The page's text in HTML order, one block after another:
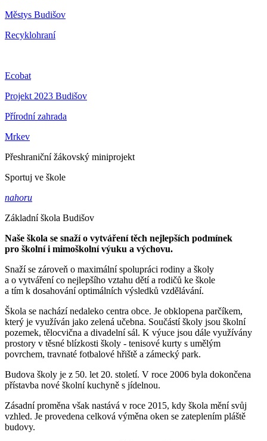
Městys Budišov
Recyklohraní
Ecobat
Projekt 2023 Budišov
Přírodní zahrada
Mrkev
Přeshraniční žákovský miniprojekt
Sportuj ve škole
nahoru
Základní škola Budišov
Naše škola se snaží o vytváření těch nejlepších podmínek
pro školní i mimoškolní výuku a výchovu.
Snaží se zároveň o maximální spolupráci rodiny a školy
a o vytváření co nejlepšího vztahu dětí a rodičů ke škole
a tím k dosahování optimálních výsledků vzdělávání.
Škola se nachází nedaleko centra obce. Je obklopena parčíkem,
který je využíván jako zelená učebna. Součástí školy jsou školní
pozemek, tělocvična a divadelní sál. K výuce jsou dále využívány
prostory v těsné blízkosti školy - tenisové kurty s umělým
povrchem, travnaté fotbalové hřiště a zámecký park.
Budova školy je z 50. let 20. století. V roce 2006 byla dokončena
přístavba nové školní kuchyně s jídelnou.
Zásadní proměna však nastává v roce 2015, kdy škola mění svůj
vzhled. Je provedena celková výměna oken se zateplením pláště
budovy.